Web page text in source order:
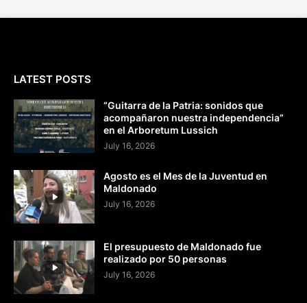
LATEST POSTS
“Guitarra de la Patria: sonidos que
acompañaron nuestra independencia”
en el Arboretum Lussich
July 16, 2026
Agosto es el Mes de la Juventud en
Maldonado
July 16, 2026
El presupuesto de Maldonado fue
realizado por 50 personas
July 16, 2026